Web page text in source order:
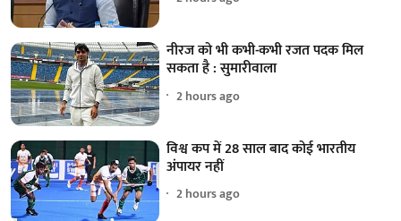
नीरज को भी कभी-कभी रजत पदक मिल
सकता है : सुमारीवाला
2 hours ago
विश्व कप में 28 साल बाद कोई भारतीय
अंपायर नहीं
2 hours ago